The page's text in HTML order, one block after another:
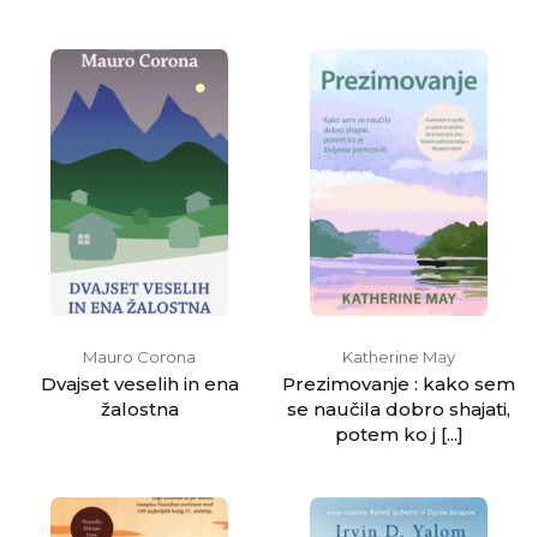
Mauro Corona
Dvajset veselih in ena
žalostna
Katherine May
Prezimovanje : kako sem
se naučila dobro shajati,
potem ko j [...]